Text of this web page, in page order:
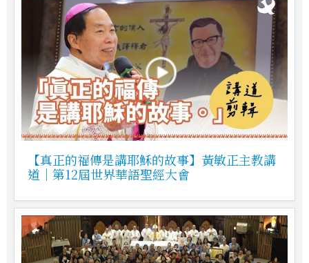
【真正的福傳是講耶穌的故事】黃敏正主教講
道｜第12屆世界華語聖經大會